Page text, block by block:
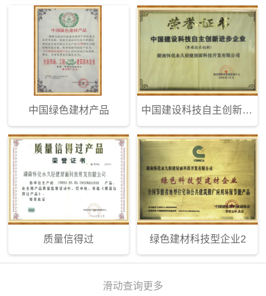
中国绿色建材产品 中国建设科技自主创新进步企业
质量信得过 绿色建材科技型企业2
滑动查询更多